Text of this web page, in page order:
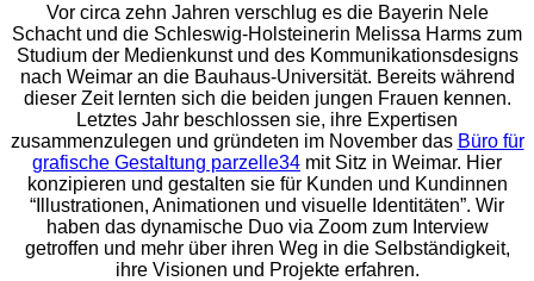
Vor circa zehn Jahren verschlug es die Bayerin Nele
Schacht und die Schleswig-Holsteinerin Melissa Harms zum
Studium der Medienkunst und des Kommunikationsdesigns
nach Weimar an die Bauhaus-Universität. Bereits während
dieser Zeit lernten sich die beiden jungen Frauen kennen.
Letztes Jahr beschlossen sie, ihre Expertisen
zusammenzulegen und gründeten im November das Büro für
grafische Gestaltung parzelle34 mit Sitz in Weimar. Hier
konzipieren und gestalten sie für Kunden und Kundinnen
“Illustrationen, Animationen und visuelle Identitäten”. Wir
haben das dynamische Duo via Zoom zum Interview
getroffen und mehr über ihren Weg in die Selbständigkeit,
ihre Visionen und Projekte erfahren.